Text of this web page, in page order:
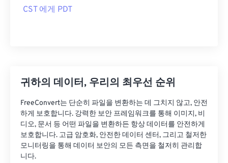
CST 에게 PDT
귀하의 데이터, 우리의 최우선 순위
FreeConvert는 단순히 파일을 변환하는 데 그치지 않고, 안전
하게 보호합니다. 강력한 보안 프레임워크를 통해 이미지, 비
디오, 문서 등 어떤 파일을 변환하든 항상 데이터를 안전하게
보호합니다. 고급 암호화, 안전한 데이터 센터, 그리고 철저한
모니터링을 통해 데이터 보안의 모든 측면을 철저히 관리합
니다.